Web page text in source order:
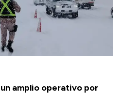
amplio operativo por